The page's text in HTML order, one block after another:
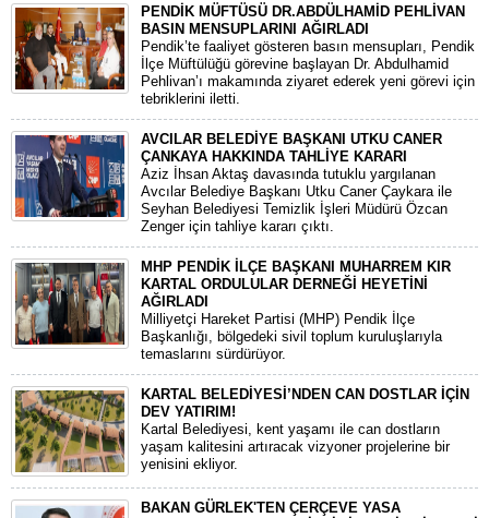
PENDİK MÜFTÜSÜ DR.ABDÜLHAMİD PEHLİVAN
BASIN MENSUPLARINI AĞIRLADI
​Pendik’te faaliyet gösteren basın mensupları, Pendik
İlçe Müftülüğü görevine başlayan Dr. Abdulhamid
Pehlivan’ı makamında ziyaret ederek yeni görevi için
tebriklerini iletti.
AVCILAR BELEDİYE BAŞKANI UTKU CANER
ÇANKAYA HAKKINDA TAHLİYE KARARI
​Aziz İhsan Aktaş davasında tutuklu yargılanan
Avcılar Belediye Başkanı Utku Caner Çaykara ile
Seyhan Belediyesi Temizlik İşleri Müdürü Özcan
Zenger için tahliye kararı çıktı.
MHP PENDİK İLÇE BAŞKANI MUHARREM KIR
KARTAL ORDULULAR DERNEĞİ HEYETİNİ
AĞIRLADI
​Milliyetçi Hareket Partisi (MHP) Pendik İlçe
Başkanlığı, bölgedeki sivil toplum kuruluşlarıyla
temaslarını sürdürüyor.
KARTAL BELEDİYESİ’NDEN CAN DOSTLAR İÇİN
DEV YATIRIM!
Kartal Belediyesi, kent yaşamı ile can dostların
yaşam kalitesini artıracak vizyoner projelerine bir
yenisini ekliyor.
BAKAN GÜRLEK'TEN ÇERÇEVE YASA